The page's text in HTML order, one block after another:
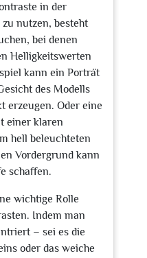
in der
nutzen, besteht
bei denen
Helligkeitswerten
kann ein Porträt
des Modells
erzeugen. Oder eine
einer klaren
hell beleuchteten
Vordergrund kann
schaffen.
wichtige Rolle
Indem man
– sei es die
oder das weiche